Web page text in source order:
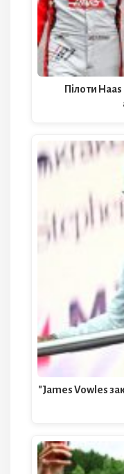
Пілоти
"James Vowles